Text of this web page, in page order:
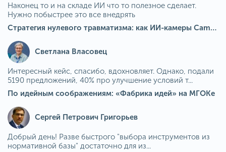
Наконец то и на складе ИИ что то полезное сделает.
Нужно побыстрее это все внедрять
Стратегия нулевого травматизма: как ИИ-камеры Camkord снижают риск наезда на пешехода при работе на погрузчике
Светлана Власовец
Интересный кейс, спасибо, вдохновляет. Однако, подали
5190 предложений, 40% про улучшение условий т...
По идейным соображениям: «Фабрика идей» на МГОКе
Сергей Петрович Григорьев
Добрый день! Разве быстрого "выбора инструментов из
нормативной базы" достаточно для из...